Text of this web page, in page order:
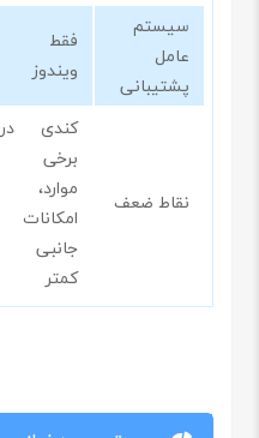
سیستم
عامل
پشتیبانی
فقط
ویندوز
نقاط ضعف
کندی در
برخی
موارد،
امکانات
جانبی
کمتر